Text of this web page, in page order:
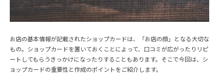
お店の基本情報が記載されたショップカードは、「お店の顔」となる大切な
もの。ショップカードを置いておくことによって、口コミが広がったりリピ
ートしてもらうきっかけになったりすることもあります。そこで今回は、シ
ョップカードの重要性と作成のポイントをご紹介します。